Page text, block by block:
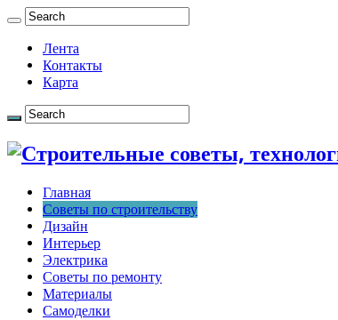
Лента
Контакты
Карта
Главная
Советы по строительству
Дизайн
Интерьер
Электрика
Советы по ремонту
Материалы
Самоделки